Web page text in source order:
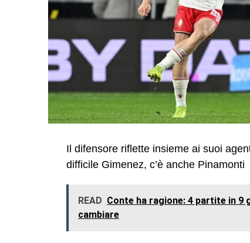
Il difensore riflette insieme ai suoi
difficile Gimenez, c’è anche Pinamonti
READ Conte ha ragione: 4 partite in 9
cambiare